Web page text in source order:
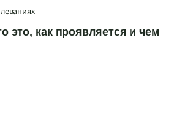
это, как проявляется и чем